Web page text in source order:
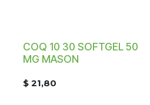
COQ 10 30 SOFTGEL 50
MG MASON
$ 21,80